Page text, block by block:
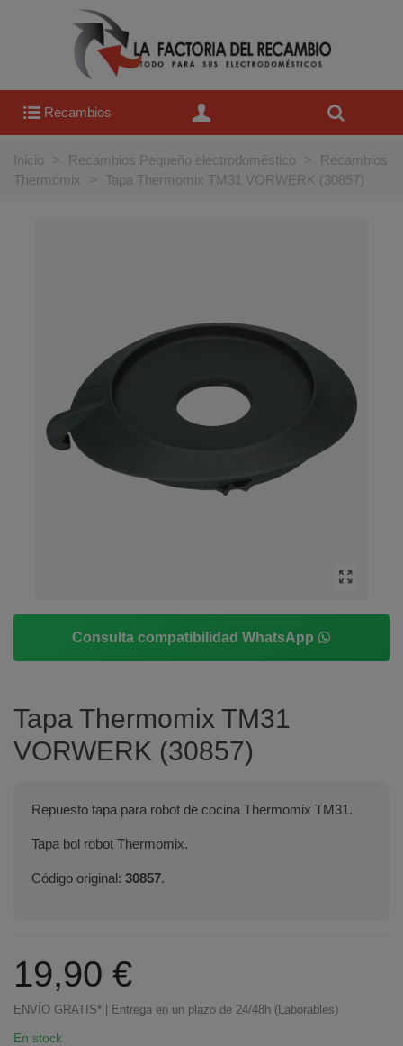
Recambios
Inicio > Recambios Pequeño electrodoméstico >
Recambios
Thermomix
> Tapa Thermomix TM31 VORWERK (30857)
Consulta compatibilidad WhatsApp
Tapa Thermomix TM31
VORWERK (30857)
Repuesto tapa para robot de cocina Thermomix TM31.
Tapa bol robot Thermomix.
Código original: 30857.
19,90 €
ENVÍO GRATIS* | Entrega en un plazo de 24/48h (Laborables)
En stock